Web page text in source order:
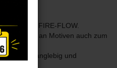
von FIRE-FLOW.
Vielzahl an Motiven auch zum
Grinder langlebig und